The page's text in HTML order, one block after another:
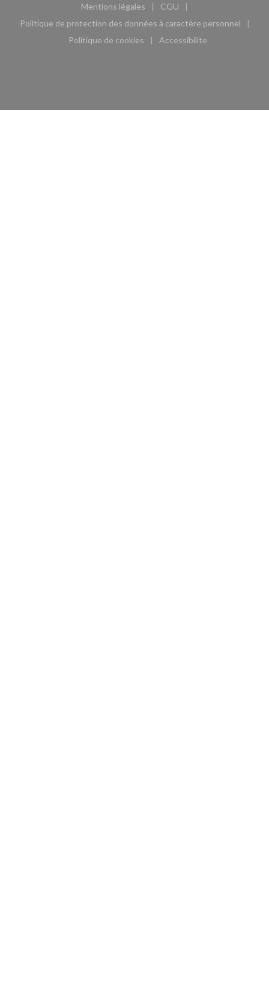
Mentions légales
((ouvre une nouvelle fenêtre))
CGU
((ouvre une nouvelle
Politique de protection des données à caractère personnel
((ouvre une nouvelle fenêtre))
Politique de cookies
((ouvre une nouvelle fenêtre))
Accessibilite